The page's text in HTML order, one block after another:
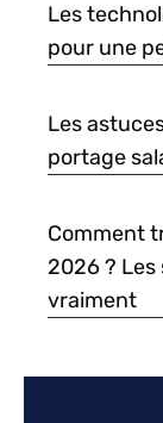
Les
pour une
Les
portage
Comment
2026 ?
vraiment